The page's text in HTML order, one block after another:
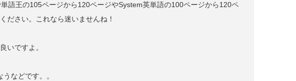
語王の105ページから120ページやSystem英単語の100ページから120ペ
ださい。これなら迷いませんね！
いですよ。
などです。。